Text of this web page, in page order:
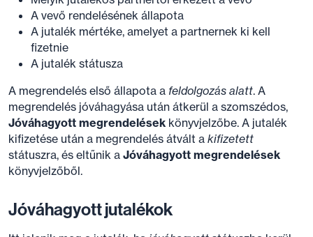
A vevő rendelésének állapota
A jutalék mértéke, amelyet a partnernek ki kell
fizetnie
A jutalék státusza
A megrendelés első állapota a feldolgozás alatt. A
megrendelés jóváhagyása után átkerül a szomszédos,
Jóváhagyott megrendelések könyvjelzőbe. A jutalék
kifizetése után a megrendelés átvált a kifizetett
státuszra, és eltűnik a Jóváhagyott megrendelések
könyvjelzőből.
Jóváhagyott jutalékok